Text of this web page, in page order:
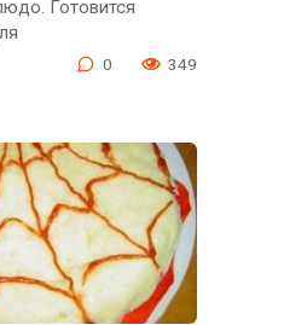
Готовится
0 349